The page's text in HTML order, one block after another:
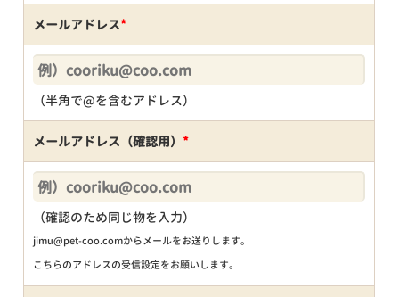
メールアドレス*
（半角で@を含むアドレス）
メールアドレス（確認用） *
（確認のため同じ物を入力）
jimu@pet-coo.comからメールをお送りします。
こちらのアドレスの受信設定をお願いします。